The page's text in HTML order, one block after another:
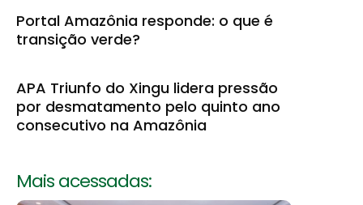
Portal Amazônia responde: o que é
transição verde?
APA Triunfo do Xingu lidera pressão
por desmatamento pelo quinto ano
consecutivo na Amazônia
Mais acessadas: